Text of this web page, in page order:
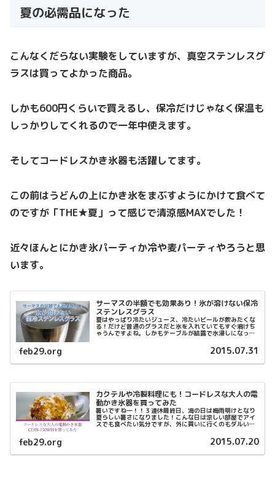
夏の必需品になった
こんなくだらない実験をしていますが、真空ステンレスグ
ラスは買ってよかった商品。
しかも600円くらいで買えるし、保冷だけじゃなく保温も
しっかりしてくれるので一年中使えます。
そしてコードレスかき氷器も活躍してます。
この前はうどんの上にかき氷をまぶすようにかけて食べて
のですが「THE★夏」って感じで清涼感MAXでした！
近々ほんとにかき氷パーティか冷や麦パーティやろうと思
います。
サーマスの半額でも効果あり！氷が溶けない保冷
ステンレスグラス
夏はやっぱり冷たいジュース、冷たいビールが飲みたくな
る！だけど普通のグラスだと氷を入れていてもすぐ溶けち
ゃうんですよね。しかもテーブルが結露で水浸しになっち
THERMOS（サーマス）に代表される『真...
feb29.org 2015.07.31
カクテルや冷製料理にも！コードレスな大人の電
動かき氷器を買ってみた
暑いですね―！！３連休最終日、海の日は梅雨明けとなり
夏らしい暑さになりました！こんな日は涼しい部屋でアイ
スでも食べたい気分ですが、外に買いに行くのもダルい！
feb29.org 2015.07.20